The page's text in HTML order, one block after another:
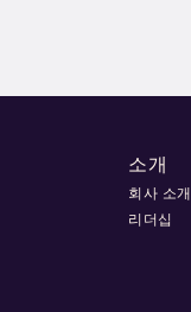
소개
회사 소개
리더십